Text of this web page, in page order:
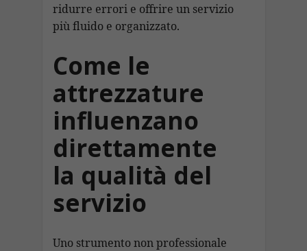
ridurre errori e offrire un servizio
più fluido e organizzato.
Come le
attrezzature
influenzano
direttamente
la qualità del
servizio
Uno strumento non professionale